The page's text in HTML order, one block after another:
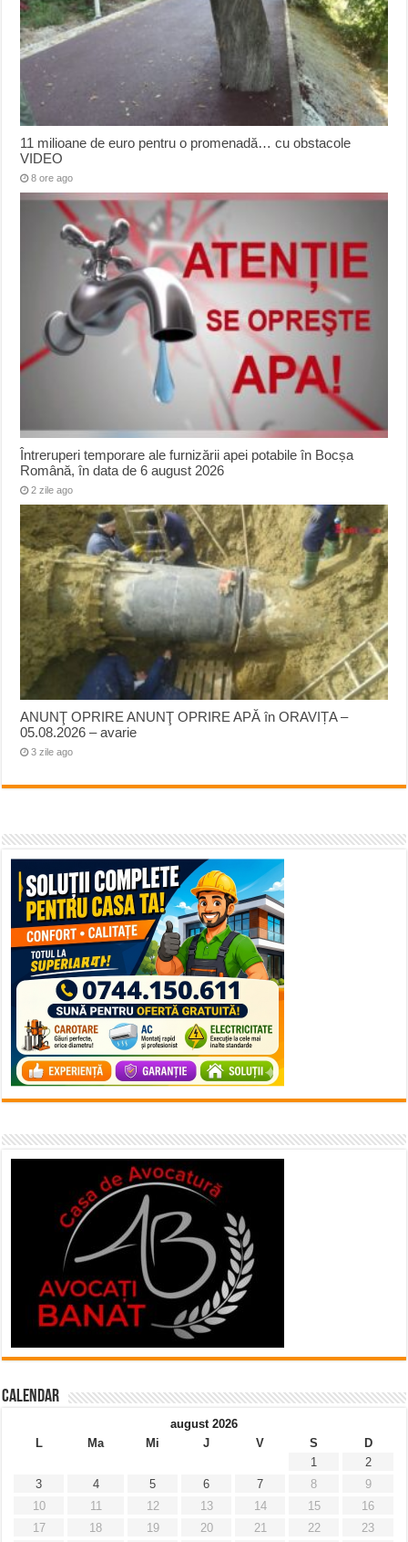
11 milioane de euro pentru o promenadă… cu obstacole
VIDEO
8 ore ago
Întreruperi temporare ale furnizării apei potabile în Bocșa
Română, în data de 6 august 2026
2 zile ago
ANUNŢ OPRIRE ANUNŢ OPRIRE APĂ în ORAVIȚA –
05.08.2026 – avarie
3 zile ago
Calendar
august 2026
L
Ma Mi J V S
D
1
2
3
4 5 6 7 8
9
10
11 12 13 14 15
16
17
18 19 20 21 22
23